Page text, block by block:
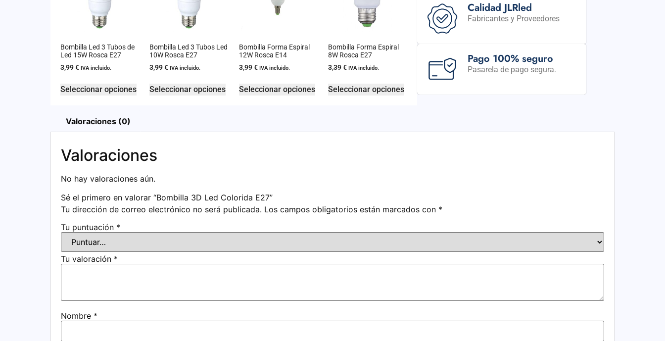
Bombilla Led 3 Tubos de
Led 15W Rosca E27
3,99€ IVA incluido.
Seleccionar opciones
Bombilla Led 3 Tubos Led
10W Rosca E27
3,99€ IVA incluido.
Seleccionar opciones
Bombilla Forma Espiral
12W Rosca E14
3,99€ IVA incluido.
Seleccionar opciones
Bombilla Forma Espiral
8W Rosca E27
3,39€ IVA incluido.
Seleccionar opciones
Calidad JLRled
Fabricantes y Proveedores
Pago 100% seguro
Pasarela de pago segura.
Valoraciones (0)
Valoraciones
No hay valoraciones aún.
Sé el primero en valorar “Bombilla 3D Led Colorida E27”
Tu dirección de correo electrónico no será publicada. Los campos obligatorios están marcados con *
Tu puntuación *
Tu valoración *
Nombre *